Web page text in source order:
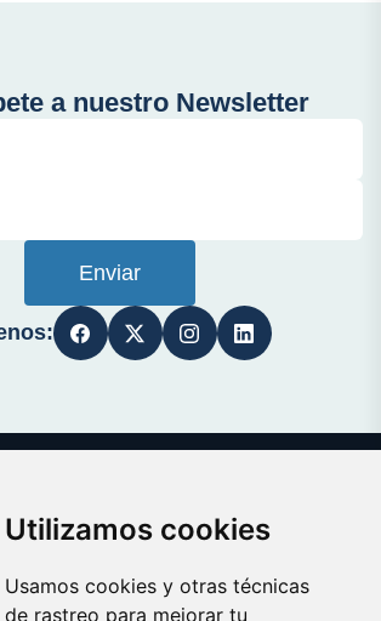
Utilizamos cookies
Usamos cookies y otras técnicas
de rastreo para mejorar tu
a nuestro Newsletter
Enviar